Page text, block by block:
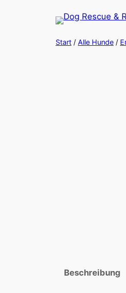
Start / Alle Hunde /
Beschreibung